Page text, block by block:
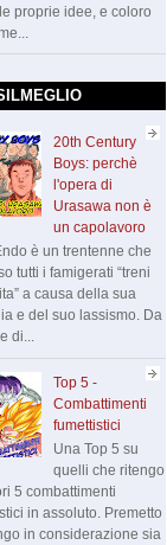
proprie idee, e coloro
20th Century
Boys: perchè
l'opera di
Urasawa non è
un capolavoro
è un trentenne che
tutti i famigerati “treni
a causa della sua
e del suo lassismo. Da
di...
Top 5 -
Combattimenti
fumettistici
Una Top 5 su
quelli che ritengo
5 combattimenti
in assoluto. Premetto
in considerazione sia